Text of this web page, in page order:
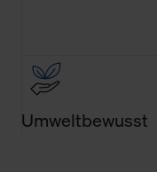
finden Sie in unserer
Umweltbewusst